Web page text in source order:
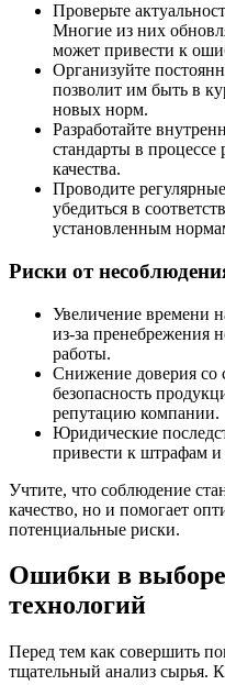
Проверьте
Многие из них
может привести к
Организуйте
позволит им быть в
новых норм.
Разработайте
стандарты в процессе
качества.
Проводите
убедиться в
установленным
Риски от
Увеличение времени
из-за пренебрежения
работы.
Снижение доверия со
безопасность
репутацию компании.
Юридические
привести к штрафам
Учтите, что соблюдение
качество, но и помогает
потенциальные риски.
Ошибки в
технологий
Перед тем как совершить
тщательный анализ сырья.